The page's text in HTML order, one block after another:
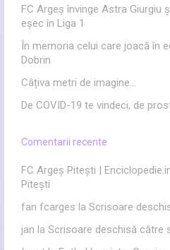
FC Argeș învinge Astra Giurgiu
eșec în Liga 1
În memoria celui care joacă în
Dobrin
Câțiva metri de imagine…
De COVID-19 te vindeci, de
Comentarii recente
FC Argeș Pitești |
Pitești
fan fcarges la Scrisoare
jan la Scrisoare deschisă către